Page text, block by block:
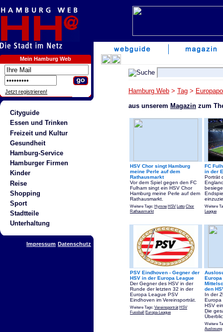
Mein Hamburg Web
Jetzt registrieren!
Cityguide
Essen und Trinken
Freizeit und Kultur
Gesundheit
Hamburg-Service
Hamburger Firmen
Kinder
Reise
Shopping
Sport
Stadtteile
Unterhaltung
Impressum Datenschutz
Hamburg Web > Tag >
aus unserem Magazin zum
HSV Chor singt Hamburg
meine Perle auf dem
Rathausmarkt
Vor dem Spiel gegen den FC
Fulham singt ein HSV Chor
Hamburg meine Perle auf dem
Rathausmarkt.
Weitere Tags: Hymne HSV Lotto Chor
Rathausmarkt
FC
in der
Porträt
Weitere
League
PSV Eindhoven - Gegner der
HSV in der Europa League
Der Gegner des HSV in der
Runde der letzten 32 in der
Europa League PSV
Eindhoven im Vereinsporträt.
Weitere Tags: Vereinsporträt HSV
Fussball Europa-League
Europa
den
In der
Europa
HSV
Die
Weitere
Auslosung